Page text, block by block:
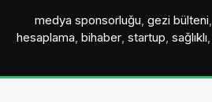
medya sponsorluğu, gezi bülteni,
hesaplama, bihaber, startup, sağlıklı,